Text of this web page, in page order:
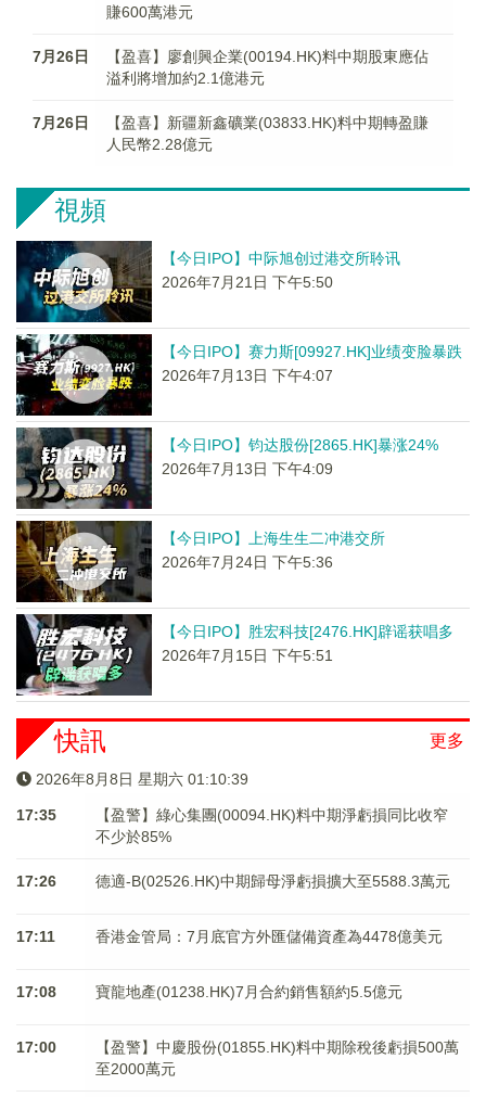
賺600萬港元
7月26日
【盈喜】廖創興企業(00194.HK)料中期股東應佔
溢利將增加約2.1億港元
7月26日
【盈喜】新疆新鑫礦業(03833.HK)料中期轉盈賺
人民幣2.28億元
視頻
【今日IPO】中际旭创过港交所聆讯
2026年7月21日 下午5:50
【今日IPO】赛力斯[09927.HK]业绩变脸暴跌
2026年7月13日 下午4:07
【今日IPO】钧达股份[2865.HK]暴涨24%
2026年7月13日 下午4:09
【今日IPO】上海生生二冲港交所
2026年7月24日 下午5:36
【今日IPO】胜宏科技[2476.HK]辟谣获唱多
2026年7月15日 下午5:51
更多
快訊
2026年8月8日 星期六 01:10:40
17:35
【盈警】綠心集團(00094.HK)料中期淨虧損同比收窄
不少於85%
17:26 德適-B(02526.HK)中期歸母淨虧損擴大至5588.3萬元
17:11 香港金管局：7月底官方外匯儲備資產為4478億美元
17:08 寶龍地產(01238.HK)7月合約銷售額約5.5億元
17:00
【盈警】中慶股份(01855.HK)料中期除稅後虧損500萬
至2000萬元